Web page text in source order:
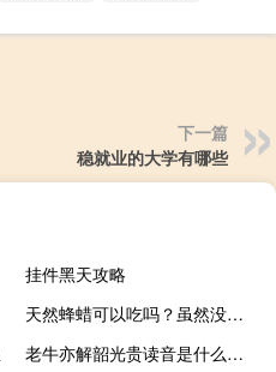
下一篇
稳就业的大学有哪些
挂件黑天攻略
天然蜂蜡可以吃吗？虽然没有味道，但是对身体也有好处！
老牛亦解韶光贵读音是什么（老牛亦解韶光贵的读音）